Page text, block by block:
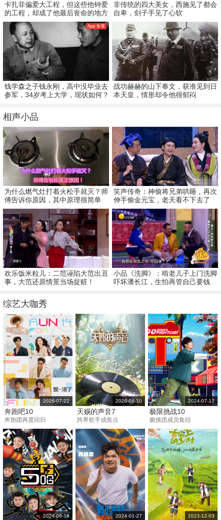
卡扎菲偏爱大工程，但这些他钟爱
的工程，却成了他最后丧命的地方
非传统的四大美女，西施见了都会
自卑，刽子手见了心软
App 专享
钱学森之子钱永刚，高中没毕业去
参军，34岁考上大学，现状如何？
战功赫赫的山下奉文，获准见到日
本天皇，情形却令他很郁闷
相声小品
为什么燃气灶打着火松手就灭？师
傅告诉你原因，其中原理很简单
笑声传奇：神偷将兄弟哄睡，再次
伸手偷金元宝，老天看不下去了
欢乐饭米粒儿：二范诬陷大范出丑
事，大范还原情景当场捉赃！
小品《洗脚》：啃老儿子上门洗脚
吓坏潘长江，生怕再管自己要钱
综艺大咖秀
奔跑吧10
奔跑团再度回归
2026-07-22
天赐的声音7
跨界歌手成焦点
2026-08-10
极限挑战10
极挑团成员集结
2024-07-17
2024-06-14 2024-01-27 2023-12-03